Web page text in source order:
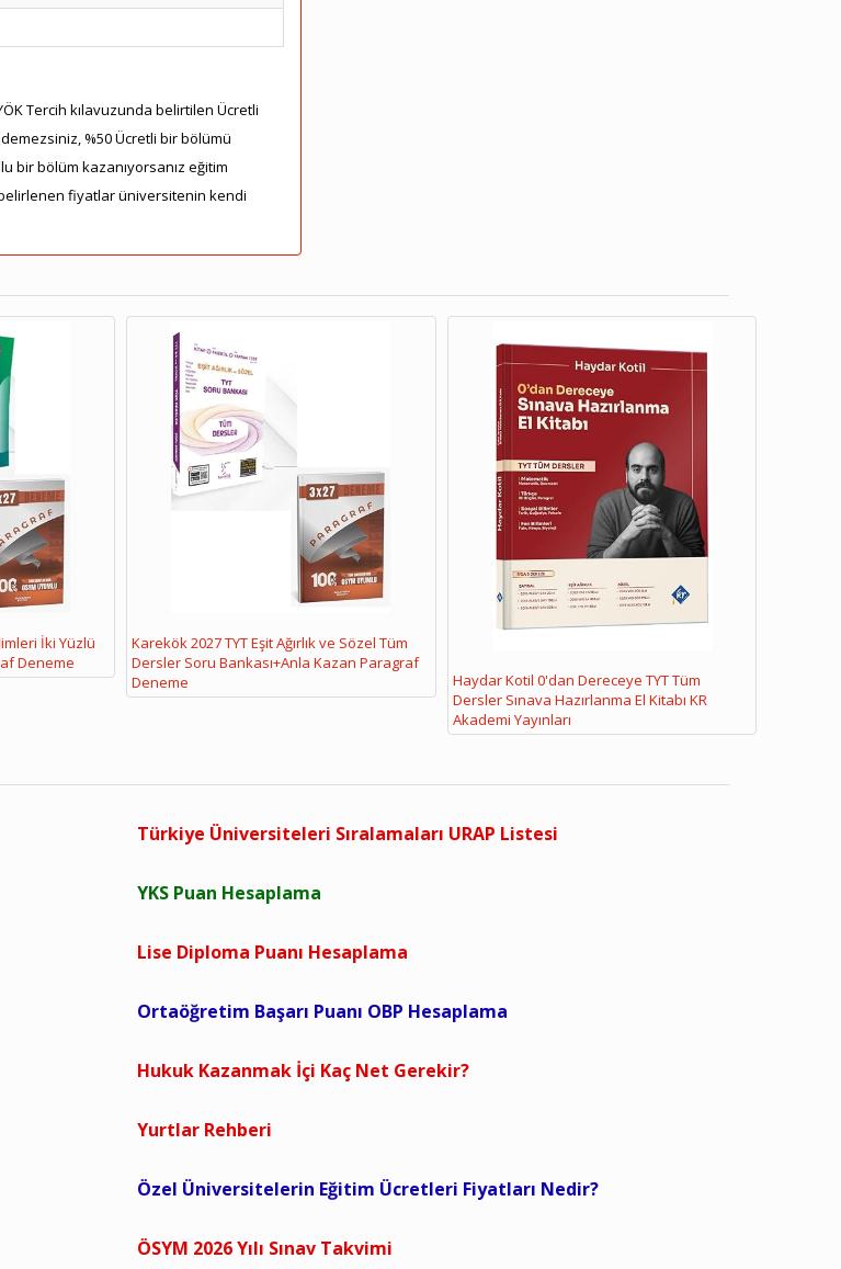
Tercih kılavuzunda belirtilen Ücretli
%50 Ücretli bir bölümü
bir bölüm kazanıyorsanız eğitim
fiyatlar üniversitenin kendi
İki Yüzlü
Deneme
Karekök 2027 TYT Eşit Ağırlık ve Sözel Tüm
Dersler Soru Bankası+Anla Kazan Paragraf
Deneme
Haydar Kotil 0'dan Dereceye TYT Tüm
Dersler Sınava Hazırlanma El Kitabı KR
Akademi Yayınları
Türkiye Üniversiteleri Sıralamaları URAP Listesi
YKS Puan Hesaplama
Lise Diploma Puanı Hesaplama
Ortaöğretim Başarı Puanı OBP Hesaplama
Hukuk Kazanmak İçi Kaç Net Gerekir?
Yurtlar Rehberi
Özel Üniversitelerin Eğitim Ücretleri Fiyatları Nedir?
ÖSYM 2026 Yılı Sınav Takvimi